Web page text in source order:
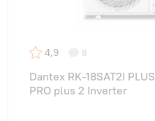
4,9 8
Dantex RK-18SAT2I
PRO plus 2 Inverter